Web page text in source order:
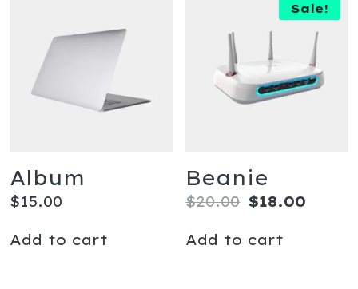
Album
$15.00
Add to cart
Sale!
Beanie
$20.00 $18.00
Add to cart